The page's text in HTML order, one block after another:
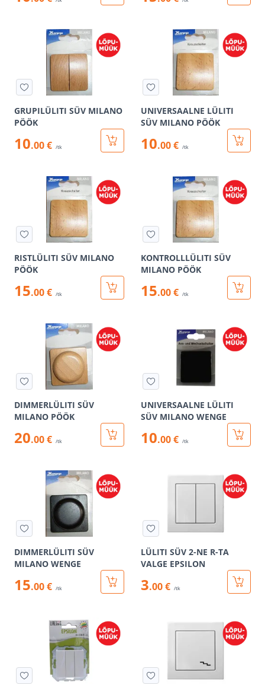
GRUPILÜLITI SÜV MILANO
PÖÖK
10.00 € /tk
UNIVERSAALNE LÜLITI
SÜV MILANO PÖÖK
10.00 € /tk
RISTLÜLITI SÜV MILANO
PÖÖK
15.00 € /tk
KONTROLLLÜLITI SÜV
MILANO PÖÖK
15.00 € /tk
DIMMERLÜLITI SÜV
MILANO PÖÖK
20.00 € /tk
UNIVERSAALNE LÜLITI
SÜV MILANO WENGE
10.00 € /tk
DIMMERLÜLITI SÜV
MILANO WENGE
15.00 € /tk
LÜLITI SÜV 2-NE R-TA
VALGE EPSILON
3.00 € /tk